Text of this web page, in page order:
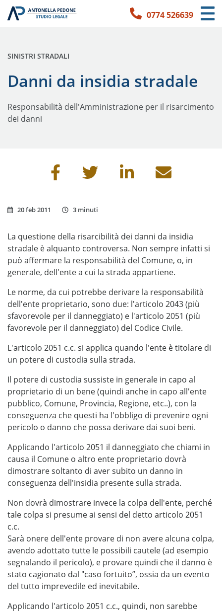
Link per l'accessibilità
Vai ai contenuti principali
Vai ai contatti0774 526639
Danni da insidia stradale
PUBBLICATO IN:
SINISTRI STRADALI
Responsabilità dell'Amministrazione per il risarcimento
dei danni
Condividi questa pagina
20 feb 2011 3 minuti
La questione della risarcibilità dei danni da insidia
stradale è alquanto controversa. Non sempre infatti si
può affermare la responsabilità del Comune, o, in
generale, dell'ente a cui la strada appartiene.
Le norme, da cui potrebbe derivare la responsabilità
dell'ente proprietario, sono due: l'articolo 2043 (più
sfavorevole per il danneggiato) e l'articolo 2051 (più
favorevole per il danneggiato) del Codice Civile.
L'articolo 2051 c.c. si applica quando l'ente è titolare di
un potere di custodia sulla strada.
Il potere di custodia sussiste in generale in capo al
proprietario di un bene (quindi anche in capo all'ente
pubblico, Comune, Provincia, Regione, etc..), con la
conseguenza che questi ha l'obbligo di prevenire ogni
pericolo o danno che possa derivare dai suoi beni.
Applicando l'articolo 2051 il danneggiato che chiami in
causa il Comune o altro ente proprietario dovrà
dimostrare soltanto di aver subito un danno in
conseguenza dell'insidia presente sulla strada.
Non dovrà dimostrare invece la colpa dell'ente, perché
tale colpa si presume ai sensi del detto articolo 2051
c.c.
Sarà onere dell'ente provare di non avere alcuna colpa,
avendo adottato tutte le possibili cautele (ad esempio
segnalando il pericolo), e provare quindi che il danno è
stato cagionato dal "caso fortuito”, ossia da un evento
del tutto imprevedile ed inevitabile.
Applicando l'articolo 2051 c.c., quindi, non sarebbe